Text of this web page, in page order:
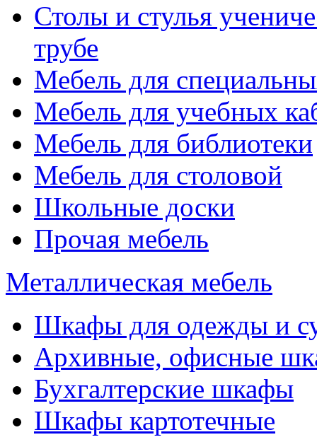
Столы и стулья
трубе
Мебель для
Мебель для учебных
Мебель для библиотеки
Мебель для столовой
Школьные доски
Прочая мебель
Металлическая мебель
Шкафы для одежды и
Архивные, офисные
Бухгалтерские шкафы
Шкафы картотечные